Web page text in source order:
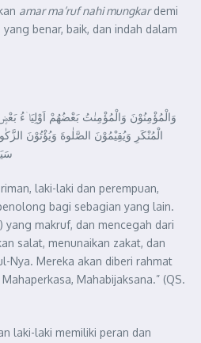
amar ma’ruf nahi mungkardemi
benar, baik, dan indah dalam
وَالْمُؤْمِنُوْنَ وَالْمُؤْمِنٰتُ بَعْضُهُمْ اَوْلِيَاۤءُ
الْمُنْكَرِ وَيُقِيْمُوْنَ الصَّلٰوةَ وَيُؤْتُوْنَ
laki-laki dan perempuan,
bagi sebagian yang lain.
yang makruf, dan mencegah dari
salat, menunaikan zakat, dan
Nya. Mereka akan diberi rahmat
Mahabijaksana.” (QS.
laki-laki memiliki peran dan